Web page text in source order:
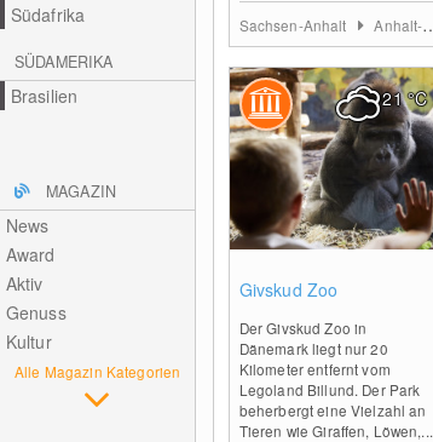
Südafrika
SÜDAMERIKA
Brasilien
MAGAZIN
News
Award
Aktiv
Genuss
Kultur
Alle Magazin Kategorien
Sachsen-Anhalt Anhalt-Dessau-Wittenberg
Givskud Zoo
Der Givskud Zoo in
Dänemark liegt nur 20
Kilometer entfernt vom
Legoland Billund. Der Park
beherbergt eine Vielzahl an
Tieren wie Giraffen, Löwen,...
21°C